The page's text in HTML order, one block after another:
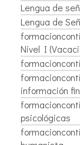
Lengua de
Lengua de
Nivel I
información
psicológicas